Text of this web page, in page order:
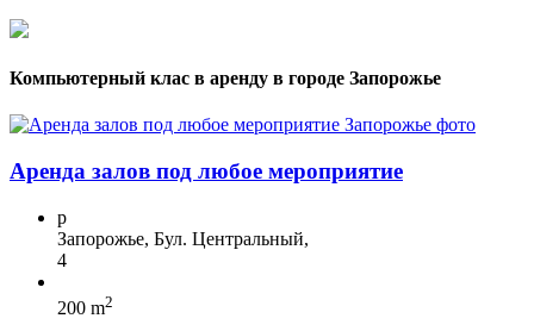
Компьютерный клас в аренду в городе Запорожье
Аренда залов под любое мероприятие
p
Запорожье, Бул. Центральный,
4
200 m2